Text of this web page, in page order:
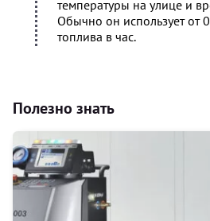
температуры на улице и
Обычно он использует от
топлива в час.
Полезно знать